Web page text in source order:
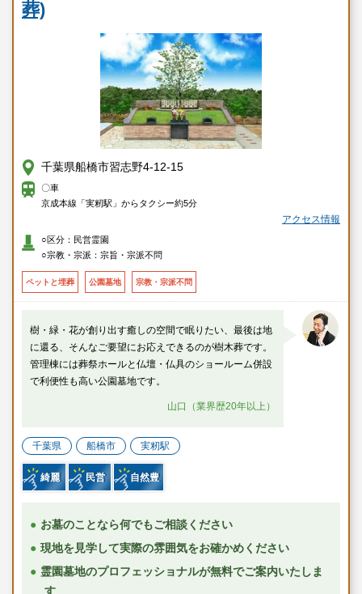
葬)
千葉県船橋市習志野4-12-15
〇車
京成本線「実籾駅」からタクシー約5分
アクセス情報
○区分：民営霊園
○宗教・宗派：宗旨・宗派不問
ペットと埋葬 公園墓地 宗教・宗派不問
樹・緑・花が創り出す癒しの空間で眠りたい、最後は地
に還る、そんなご要望にお応えできるのが樹木葬です。
管理棟には葬祭ホールと仏壇・仏具のショールーム併設
で利便性も高い公園墓地です。
山口（業界歴20年以上）
千葉県 船橋市 実籾駅
綺麗 民営 自然豊
お墓のことなら何でもご相談ください
現地を見学して実際の雰囲気をお確かめください
霊園墓地のプロフェッショナルが無料でご案内いたしま
す